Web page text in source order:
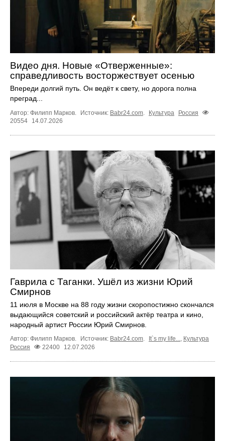
Видео дня. Новые «Отверженные»:
справедливость восторжествует осенью
Впереди долгий путь. Он ведёт к свету, но дорога полна
преград...
Автор: Филипп Марков. Источник: Babr24.com. Культура
Россия
20554
14.07.2026
Гаврила с Таганки. Ушёл из жизни Юрий
Смирнов
11 июля в Москве на 88 году жизни скоропостижно скончался
выдающийся советский и российский актёр театра и кино,
народный артист России Юрий Смирнов.
Автор: Филипп Марков. Источник: Babr24.com. It`s my life..., Культура
Россия
22400 12.07.2026